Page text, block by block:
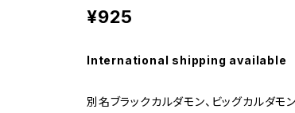
¥925
International shipping available
別名ブラックカルダモン、ビッグカルダモ